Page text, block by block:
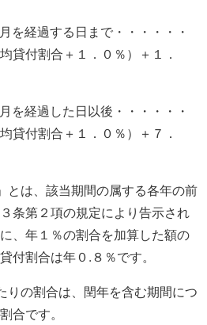
を経過する日まで・・・・・・
貸付割合＋１．０％）＋１．
を経過した日以後・・・・・・
貸付割合＋１．０％）＋７．
とは、該当期間の属する各年の前
条第２項の規定により告示され
、年１％の割合を加算した額の
付割合は年０.８％です。
りの割合は、閏年を含む期間につ
合です。